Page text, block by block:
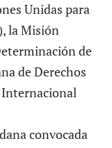
Unidas para
la Misión
de
de Derechos
Internacional